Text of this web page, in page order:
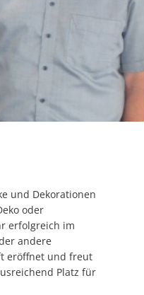
und Dekorationen
oder
erfolgreich im
andere
eröffnet und freut
Platz für